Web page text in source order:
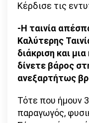
Κέρδισε τις
-Η ταινία
Καλύτερης
διάκριση και
δίνετε βάρος
ανεξαρτήτως
Τότε που ήμουν
παραγωγός,